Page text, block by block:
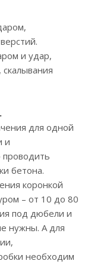
и удар,
для одной
и
бетона.
коронкой
– от 10 до 80
под дюбели и
нужны. А для
необходим